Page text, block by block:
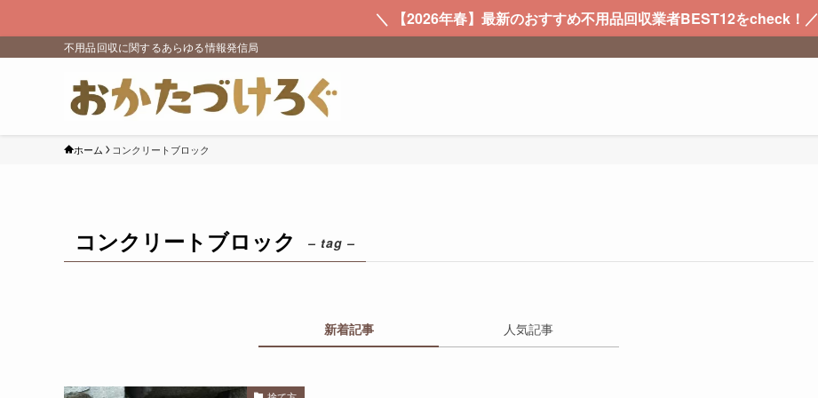
＼ 【2026年春】最新のおすすめ不用品回収業者BEST12をcheck！／
不用品回収に関するあらゆる情報発信局
ホーム コンクリートブロック
コンクリートブロック – tag –
新着記事 人気記事